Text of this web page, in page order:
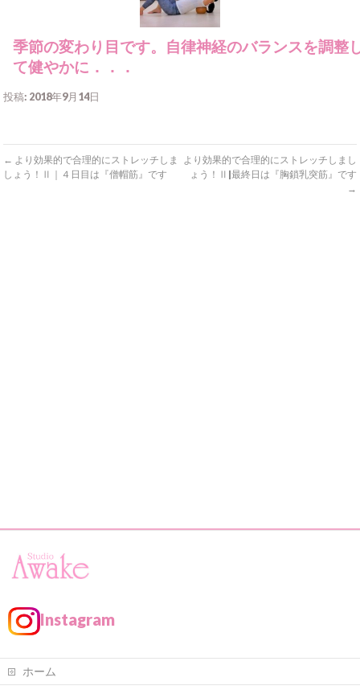
季節の変わり目です。自律神経のバランスを調整
て健やかに．．．
投稿: 2018年9月14日
← より効果的で合理的にストレッチしま
しょう！Ⅱ｜４日目は『僧帽筋』です
より効果的で合理的にストレッチしまし
ょう！Ⅱ|最終日は『胸鎖乳突筋』です
→
Instagram
ホーム